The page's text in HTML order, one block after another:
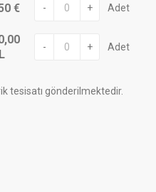
€ - + Adet
- + Adet
tesisatı gönderilmektedir.